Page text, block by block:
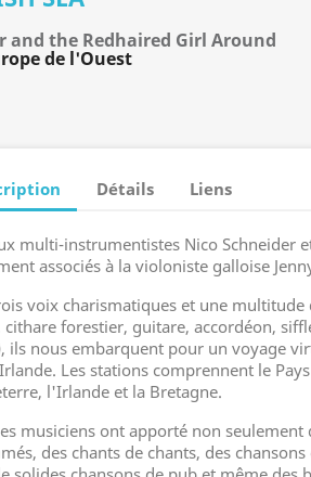
and the Redhaired Girl Around
de l'Ouest
Détails Liens
multi-instrumentistes Nico Schneider
associés à la violoniste galloise
voix charismatiques et une
cithare forestier, guitare, accordéon,
ils nous embarquent pour un voyage
Les stations comprennent le
l'Irlande et la Bretagne.
musiciens ont apporté non seulement
des chants de chants, des